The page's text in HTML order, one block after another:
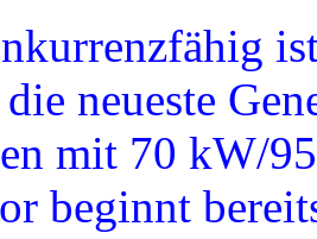
neueste
mit 70 kW/
beginnt